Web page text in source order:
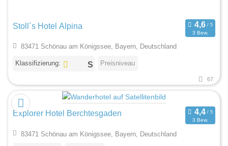
Stoll´s Hotel Alpina
3 Bew.
83471 Schönau am Königssee, Bayern, Deutschland
Klassifizierung: Preisniveau
67
Explorer Hotel Berchtesgaden
3 Bew.
83471 Schönau am Königssee, Bayern, Deutschland